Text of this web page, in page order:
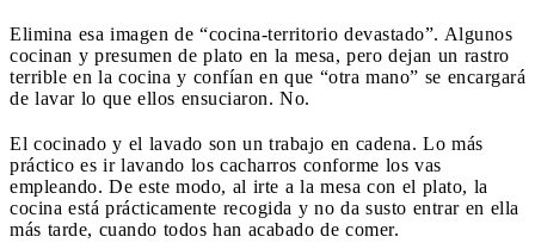
Elimina esa imagen de “cocina-territorio devastado”. Algunos
cocinan y presumen de plato en la mesa, pero dejan un rastro
terrible en la cocina y confían en que “otra mano” se encargará
de lavar lo que ellos ensuciaron. No.
El cocinado y el lavado son un trabajo en cadena. Lo más
práctico es ir lavando los cacharros conforme los vas
empleando. De este modo, al irte a la mesa con el plato, la
cocina está prácticamente recogida y no da susto entrar en ella
más tarde, cuando todos han acabado de comer.